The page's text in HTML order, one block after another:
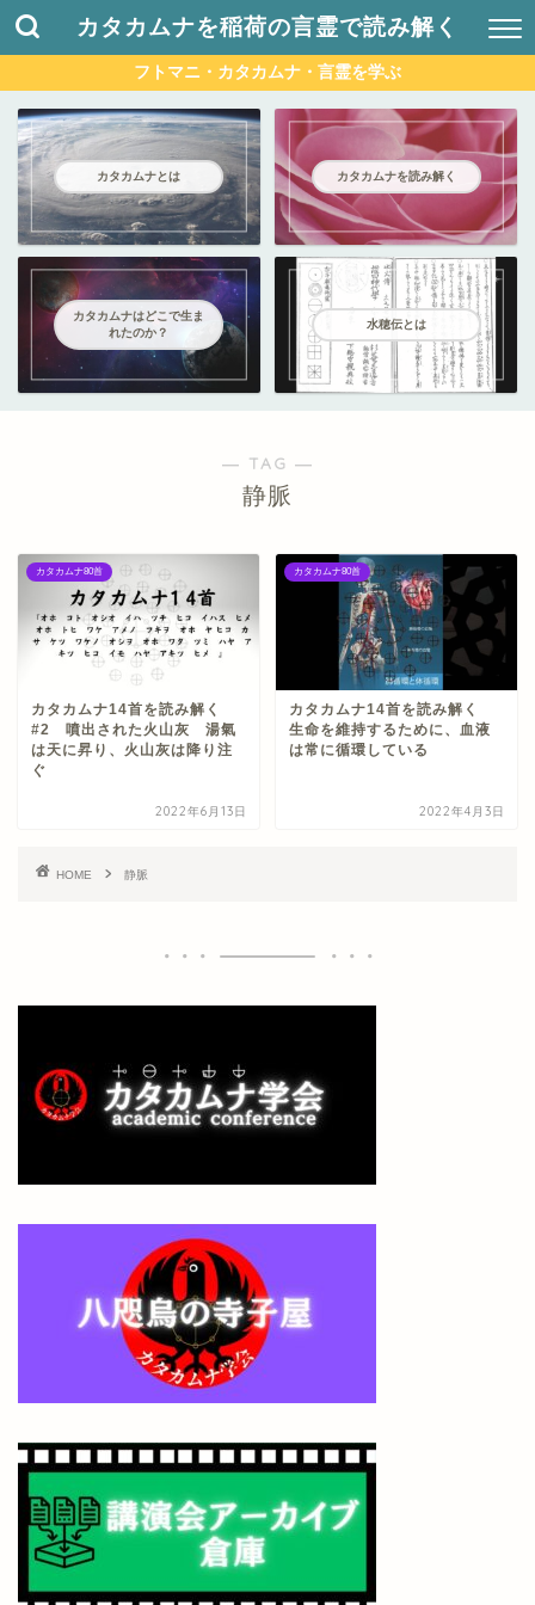
カタカムナを稲荷の言霊で読み解く
フトマニ・カタカムナ・言霊を学ぶ
カタカムナとは カタカムナを読み解く
カタカムナはどこで生ま
れたのか？
水穂伝とは
― TAG ―
静脈
カタカムナ80首
カタカムナ14首を読み解く
#2 噴出された火山灰 湯氣
は天に昇り、火山灰は降り注
ぐ
2022年6月13日
カタカムナ80首
カタカムナ14首を読み解く
生命を維持するために、血液
は常に循環している
2022年4月3日
HOME 静脈